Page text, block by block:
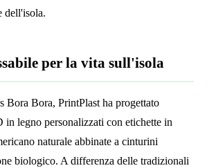
dell'isola.
per la vita sull'isola
Bora Bora, PrintPlast ha progettato
in legno personalizzati con etichette in
naturale abbinate a cinturini
biologico. A differenza delle tradizionali